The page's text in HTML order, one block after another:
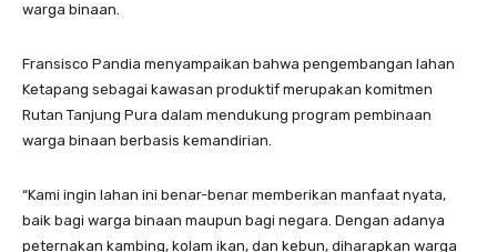
warga binaan.
Fransisco Pandia menyampaikan bahwa pengembangan lahan
Ketapang sebagai kawasan produktif merupakan komitmen
Rutan Tanjung Pura dalam mendukung program pembinaan
warga binaan berbasis kemandirian.
“Kami ingin lahan ini benar-benar memberikan manfaat nyata,
baik bagi warga binaan maupun bagi negara. Dengan adanya
peternakan kambing, kolam ikan, dan kebun, diharapkan warga